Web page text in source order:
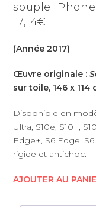
souple iPhone
17,14€
(Année 2017)
Œuvre originale :
sur toile, 146 x 114
Disponible en
Ultra, S10e, S10+,
Edge+, S6 Edge,
rigide et antichoc.
AJOUTER AU